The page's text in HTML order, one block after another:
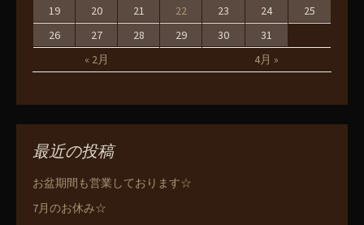
« 2月 4月 »
19
20 21 22 23 24
25
26
27 28 29 30 31
最近の投稿
お盆期間も営業しております☆
7月のお休み☆